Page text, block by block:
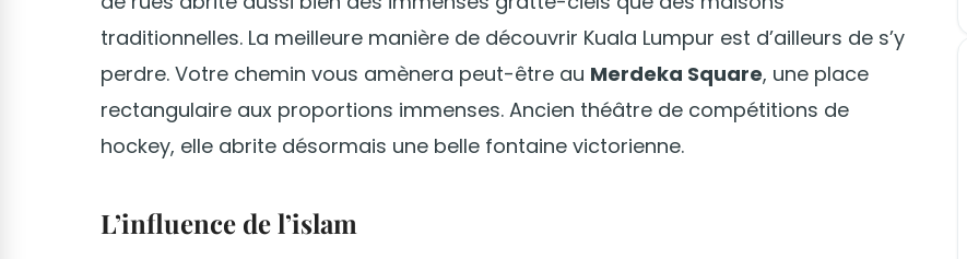
traditionnelles. La meilleure manière de découvrir Kuala Lumpur est d’ailleurs de s’y
perdre. Votre chemin vous amènera peut-être au Merdeka Square, une place
rectangulaire aux proportions immenses. Ancien théâtre de compétitions de
hockey, elle abrite désormais une belle fontaine victorienne.
L’influence de l’islam